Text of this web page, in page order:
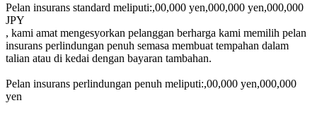
Pelan insurans standard meliputi:,00,000 yen,000,000 yen,000,000
JPY
, kami amat mengesyorkan pelanggan berharga kami memilih pelan
insurans perlindungan penuh semasa membuat tempahan dalam
talian atau di kedai dengan bayaran tambahan.
Pelan insurans perlindungan penuh meliputi:,00,000 yen,000,000
yen